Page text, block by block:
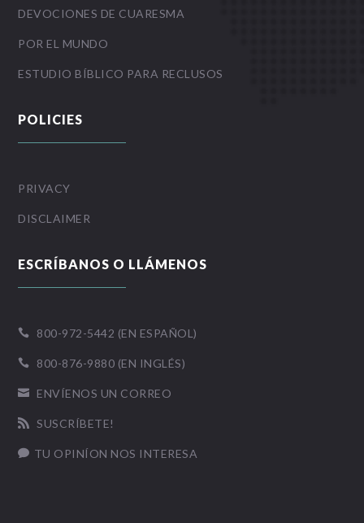
DEVOCIONES DE CUARESMA
POR EL MUNDO
ESTUDIO BÍBLICO PARA RECLUSOS
POLICIES
PRIVACY
DISCLAIMER
ESCRÍBANOS O LLÁMENOS
 800-972-5442 (EN ESPAÑOL)
 800-876-9880 (EN INGLÉS)
 ENVÍENOS UN CORREO
 SUSCRÍBETE!
 TU OPINÍON NOS INTERESA